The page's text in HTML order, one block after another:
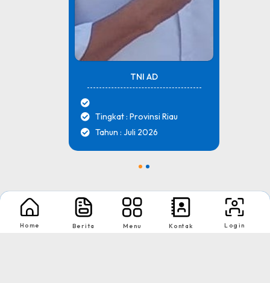
TNI AD
Tingkat : Provinsi Riau
Tahun : Juli 2026
Nikmati Cara Mudah dan Menyenangkan Ketika Membaca Buku, Update
Informasi Sekolah Hanya Dalam Genggaman
Home Berita Menu Kontak Login